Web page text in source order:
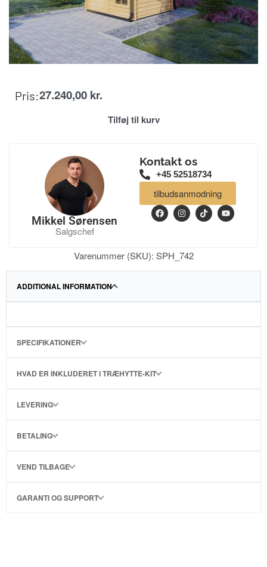
Pris:27.240,00 kr.
Tilføj til kurv
Kontakt os
+45 52518734
tilbudsanmodning
Mikkel Sørensen
Salgschef
Varenummer (SKU): SPH_742
ADDITIONAL INFORMATION
SPECIFIKATIONER
HVAD ER INKLUDERET I TRÆHYTTE-KIT
LEVERING
BETALING
VEND TILBAGE
GARANTI OG SUPPORT